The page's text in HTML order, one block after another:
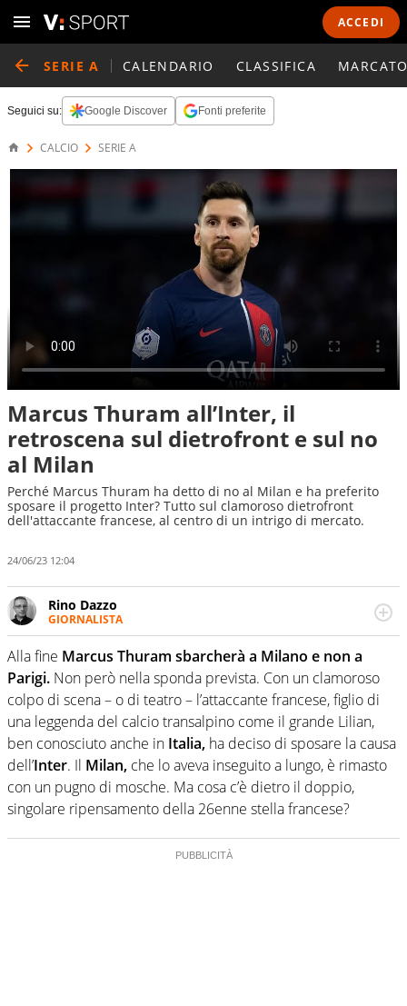
ACCEDI
SERIE A CALENDARIO CLASSIFICA
Seguici su: Google Discover Fonti preferite
CALCIO SERIE A
Marcus Thuram all’Inter, il
retroscena sul dietrofront e sul no
al Milan
Perché Marcus Thuram ha detto di no al Milan e ha preferito
sposare il progetto Inter? Tutto sul clamoroso dietrofront
dell'attaccante francese, al centro di un intrigo di mercato.
24/06/23 12:04
Rino Dazzo
GIORNALISTA
Se mai ci fosse modo di traslare il glossario del calcio in
una nicchia di esperti, lui ne farebbe parte. Non si perde
una svista arbitrale né gli umori social del mondo delle
curve
Alla fine Marcus Thuram sbarcherà a Milano e non a
Parigi. Non però nella sponda prevista. Con un clamoroso
colpo di scena – o di teatro – l’attaccante francese, figlio di
una leggenda del calcio transalpino come il grande Lilian,
ben conosciuto anche in Italia, ha deciso di sposare la causa
dell’Inter. Il Milan, che lo aveva inseguito a lungo, è rimasto
con un pugno di mosche. Ma cosa c’è dietro il doppio,
singolare ripensamento della 26enne stella francese?